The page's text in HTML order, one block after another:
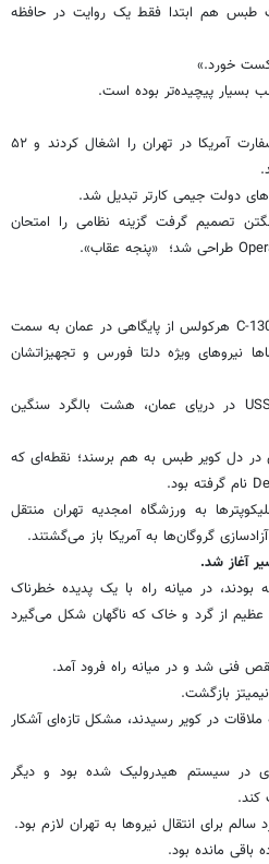
طبس هم ابتدا فقط یک روایت در حافظه
خورد.»
پیچیده‌تر بوده است.
در آبان ۱۳۵۸، دانشجویان انقلابی سفارت آمریکا در تهران را اشغال کردند و ۵۲
دولت جیمی کارتر تبدیل شد.
تصمیم گرفت گزینه نظامی را امتحان
در مرحله اول، چند فروند هواپیمای C‑130 هرکولس از پایگاهی در عمان به سمت
نیروهای ویژه دلتا فورس و تجهیزاتشان
هم‌زمان، از ناو هواپیمابر USS Nimitz در دریای عمان، هشت بالگرد سنگین
در دل کویر طبس به هم برسند؛ نقطه‌ای که
به ورزشگاه امجدیه تهران منتقل
گروگان‌ها به آمریکا باز می‌گشتند.
آغاز شد.
بودند، در میانه راه با یک پدیده خطرناک
عظیم از گرد و خاک که ناگهان شکل می‌گیرد
فنی شد و در میانه راه فرود آمد.
بازگشت.
در کویر رسیدند، مشکل تازه‌ای آشکار
در سیستم هیدرولیک شده بود و دیگر
کند.
برای انتقال نیروها به تهران لازم بود.
باقی مانده بود.